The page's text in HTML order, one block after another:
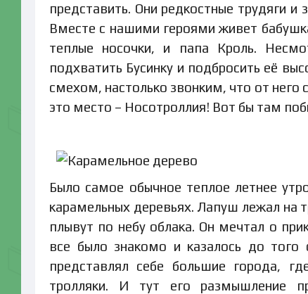
представить. Они редкостные трудяги
Вместе с нашими героями живет
теплые носочки, и папа Кроль.
подхватить Бусинку и подбросить её
смехом, настолько звонким, что от
это место – Носотроллия! Вот бы там
Было самое обычное теплое летнее
карамельных деревьях. Лапуш лежал на
плывут по небу облака. Он мечтал о
все было знакомо и казалось до
представлял себе большие города,
тролляки. И тут его размышление